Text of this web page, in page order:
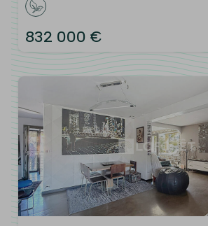
832 000 €